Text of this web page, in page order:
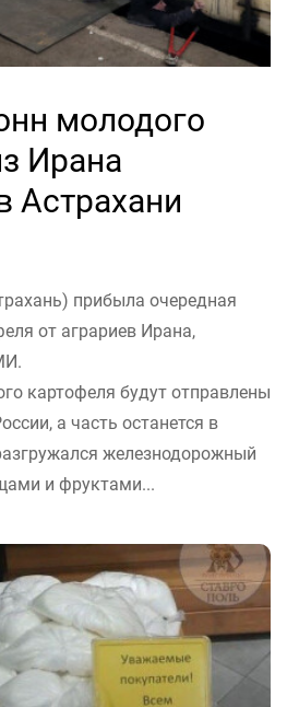
молодого
Ирана
Астрахани
прибыла очередная
от аграриев Ирана,
картофеля будут отправлены
а часть останется в
железнодорожный
и фруктами...